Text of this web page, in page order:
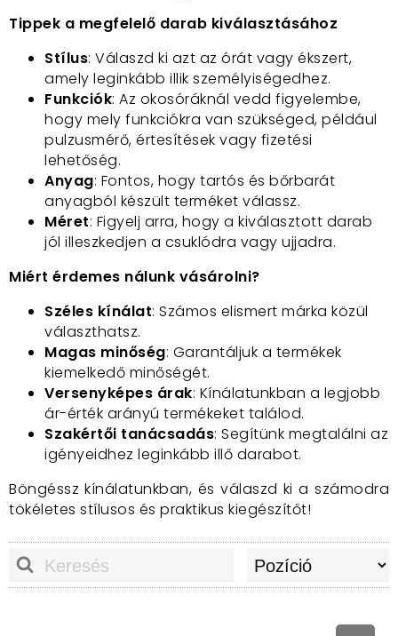
Tippek a megfelelő darab kiválasztásához
Stílus: Válaszd ki azt az órát vagy ékszert,
amely leginkább illik személyiségedhez.
Funkciók: Az okosóráknál vedd figyelembe,
hogy mely funkciókra van szükséged, például
pulzusmérő, értesítések vagy fizetési
lehetőség.
Anyag: Fontos, hogy tartós és bőrbarát
anyagból készült terméket válassz.
Méret: Figyelj arra, hogy a kiválasztott darab
jól illeszkedjen a csuklódra vagy ujjadra.
Miért érdemes nálunk vásárolni?
Széles kínálat: Számos elismert márka közül
választhatsz.
Magas minőség: Garantáljuk a termékek
kiemelkedő minőségét.
Versenyképes árak: Kínálatunkban a legjobb
ár-érték arányú termékeket találod.
Szakértői tanácsadás: Segítünk megtalálni az
igényeidhez leginkább illő darabot.
Böngéssz kínálatunkban, és válaszd ki a számodra
tökéletes stílusos és praktikus kiegészítőt!